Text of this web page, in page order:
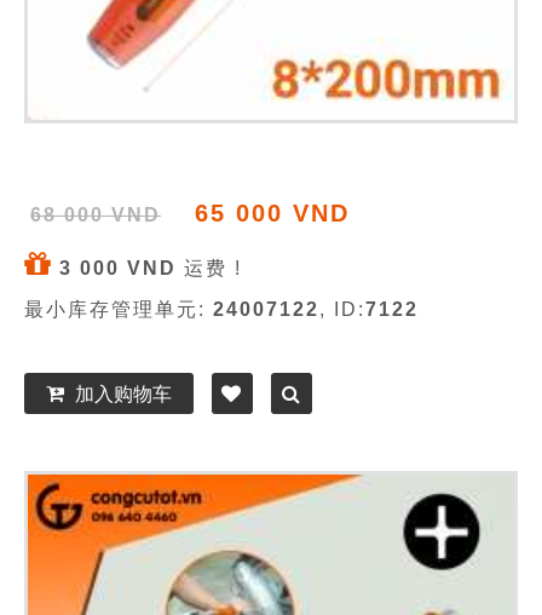
68 000 VND 65 000 VND
3 000 VND 运费 !
最小库存管理单元: 24007122, ID:7122
加入购物车